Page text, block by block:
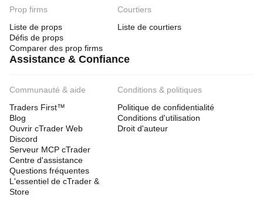
Prop firms
Liste de props
Défis de props
Comparer des prop firms
Courtiers
Liste de courtiers
Assistance & Confiance
Communauté & aide
Traders First™
Blog
Ouvrir cTrader Web
Discord
Serveur MCP cTrader
Centre d'assistance
Questions fréquentes
L'essentiel de cTrader &
Store
Conditions & politiques
Politique de confidentialité
Conditions d'utilisation
Droit d'auteur